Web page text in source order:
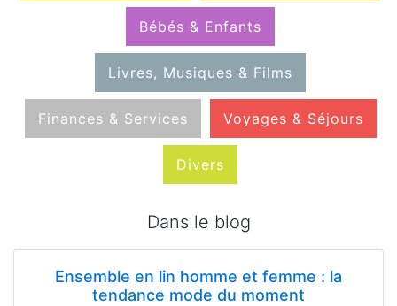
Bébés & Enfants
Livres, Musiques & Films
Finances & Services Voyages & Séjours
Divers
Dans le blog
Ensemble en lin homme et femme : la
tendance mode du moment